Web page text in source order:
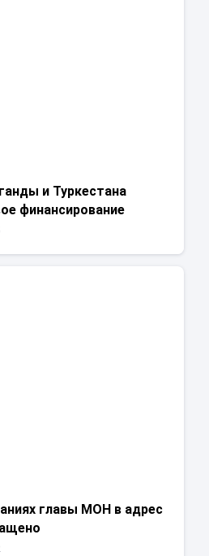
и Туркестана
финансирование
главы МОН в адрес